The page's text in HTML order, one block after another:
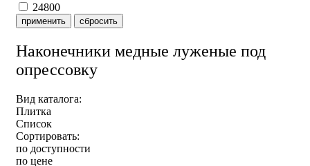
24800
применить сбросить
Наконечники медные луженые под
опрессовку
Вид каталога:
Плитка
Список
Сортировать:
по доступности
по цене